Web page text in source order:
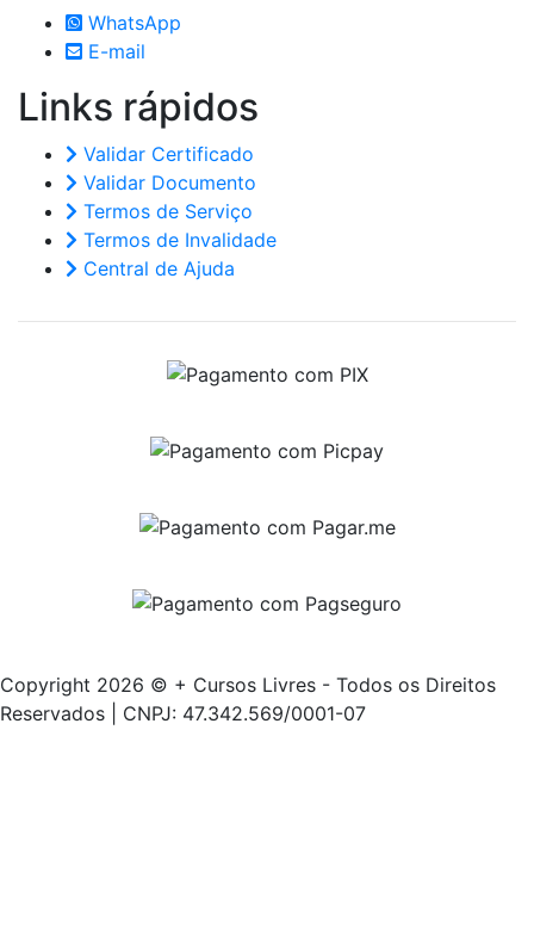
WhatsApp
E-mail
Links rápidos
Validar Certificado
Validar Documento
Termos de Serviço
Termos de Invalidade
Central de Ajuda
Copyright 2026 © + Cursos Livres - Todos os Direitos
Reservados | CNPJ: 47.342.569/0001-07